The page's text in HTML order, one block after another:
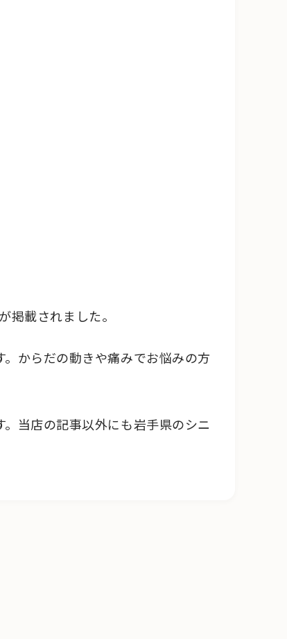
載されました。
からだの動きや痛みでお悩みの方
当店の記事以外にも岩手県のシニ